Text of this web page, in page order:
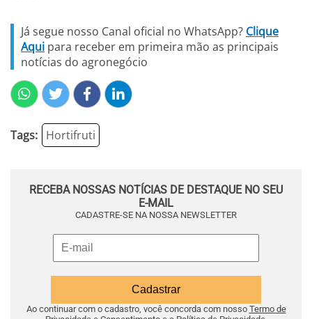
Já segue nosso Canal oficial no WhatsApp? Clique
Aqui para receber em primeira mão as principais
notícias do agronegócio
Tags: Hortifruti
RECEBA NOSSAS NOTÍCIAS DE DESTAQUE NO SEU
E-MAIL
CADASTRE-SE NA NOSSA NEWSLETTER
Ao continuar com o cadastro, você concorda com nosso Termo de